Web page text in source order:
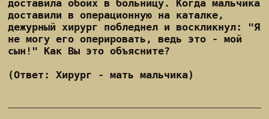
доставила обоих в больницу. Когда мальчика
доставили в операционную на каталке,
дежурный хирург побледнел и воскликнул: "Я
не могу его оперировать, ведь это - мой
сын!" Как Вы это объясните?
(Ответ: Хирург - мать мальчика)